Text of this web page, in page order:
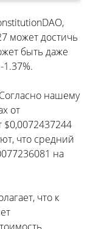
может достичь
быть даже
нашему
от
$0,0072437244
что средний
на
что к